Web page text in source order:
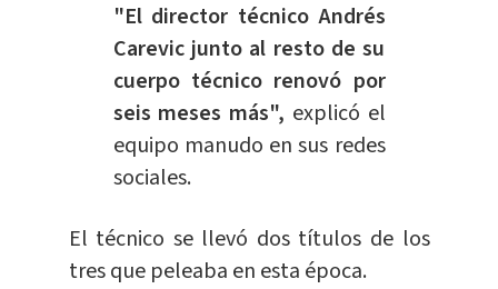
"El director técnico Andrés
Carevic junto al resto de su
cuerpo técnico renovó por
seis meses más", explicó el
equipo manudo en sus redes
sociales.
El técnico se llevó dos títulos de los
tres que peleaba en esta época.